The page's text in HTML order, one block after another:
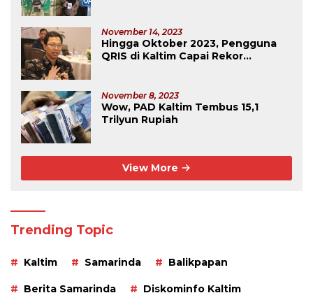
November 14, 2023
Hingga Oktober 2023, Pengguna
QRIS di Kaltim Capai Rekor
November 8, 2023
Wow, PAD Kaltim Tembus 15,1
Trilyun Rupiah
View More
Trending Topic
Kaltim Samarinda Balikpapan
Berita Samarinda Diskominfo Kaltim